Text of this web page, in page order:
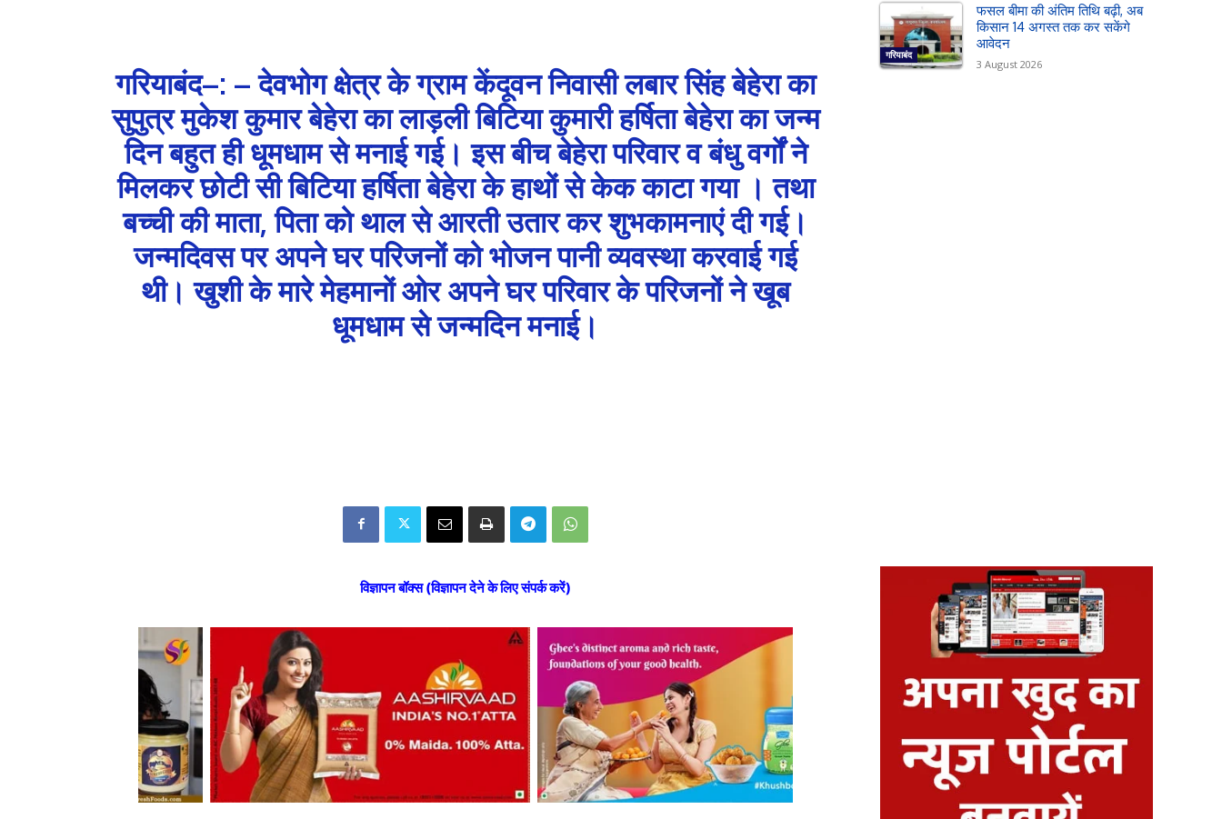
गरियाबंद–: – देवभोग क्षेत्र के ग्राम केंदूवन निवासी लबार सिंह बेहेरा का
सुपुत्र मुकेश कुमार बेहेरा का लाड़ली बिटिया कुमारी हर्षिता बेहेरा का जन्म
दिन बहुत ही धूमधाम से मनाई गई। इस बीच बेहेरा परिवार व बंधु वर्गों ने
मिलकर छोटी सी बिटिया हर्षिता बेहेरा के हाथों से केक काटा गया । तथा
बच्ची की माता, पिता को थाल से आरती उतार कर शुभकामनाएं दी गई।
जन्मदिवस पर अपने घर परिजनों को भोजन पानी व्यवस्था करवाई गई
थी। खुशी के मारे मेहमानों ओर अपने घर परिवार के परिजनों ने खूब
धूमधाम से जन्मदिन मनाई।
विज्ञापन बॉक्स (विज्ञापन देने के लिए संपर्क करें)
गरियाबंद
फसल बीमा की अंतिम तिथि बढ़ी, अब
किसान 14 अगस्त तक कर सकेंगे
आवेदन
3 August 2026